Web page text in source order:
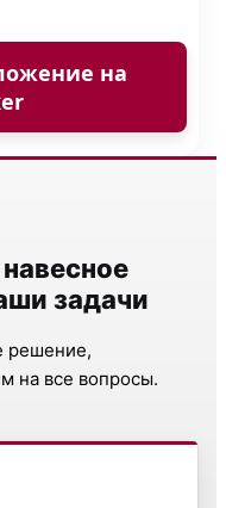
на
задачи
решение,
на все вопросы.